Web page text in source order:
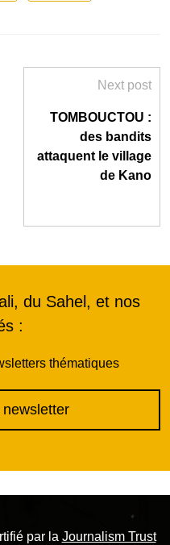
Next post
TOMBOUCTOU :
des bandits
attaquent le village
de Kano
du Sahel, et nos
:
thématiques
par la Journalism Trust